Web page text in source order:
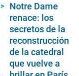
Notre Dame
renace: los
secretos de la
reconstrucción
de la catedral
que vuelve a